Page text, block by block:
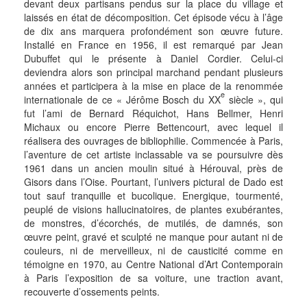
devant deux partisans pendus sur la place du village et
laissés en état de décomposition. Cet épisode vécu à l’âge
de dix ans marquera profondément son œuvre future.
Installé en France en 1956, il est remarqué par Jean
Dubuffet qui le présente à Daniel Cordier. Celui-ci
deviendra alors son principal marchand pendant plusieurs
années et participera à la mise en place de la renommée
internationale de ce « Jérôme Bosch du XXe siècle », qui
fut l’ami de Bernard Réquichot, Hans Bellmer, Henri
Michaux ou encore Pierre Bettencourt, avec lequel il
réalisera des ouvrages de bibliophilie. Commencée à Paris,
l’aventure de cet artiste inclassable va se poursuivre dès
1961 dans un ancien moulin situé à Hérouval, près de
Gisors dans l’Oise. Pourtant, l’univers pictural de Dado est
tout sauf tranquille et bucolique. Energique, tourmenté,
peuplé de visions hallucinatoires, de plantes exubérantes,
de monstres, d’écorchés, de mutilés, de damnés, son
œuvre peint, gravé et sculpté ne manque pour autant ni de
couleurs, ni de merveilleux, ni de causticité comme en
témoigne en 1970, au Centre National d’Art Contemporain
à Paris l’exposition de sa voiture, une traction avant,
recouverte d’ossements peints.